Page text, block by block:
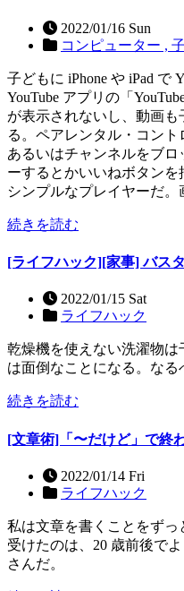
2022/01/16 Sun
コンピューター ,
子どもに iPhone や iPad で
YouTube アプリの「
が表示されないし、動画
る。ペアレンタル・コン
あるいはチャンネルをブ
ーするとかいいねボタンを
シンプルなプレイヤーだ。
続きを読む
[ライフハック][家事] バス
2022/01/15 Sat
ライフハック
乾燥機を使えない洗濯物は
は面倒なことになる。なる
続きを読む
[文章術]「〜だけど」で終
2022/01/14 Fri
ライフハック
私は文章を書くことをず
受けたのは、20 歳前後で
さんだ。